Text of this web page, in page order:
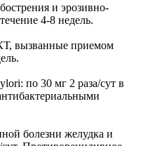
и эрозивно-
4-8 недель.
вызванные приемом
по 30 мг 2 раза/сут в
болезни желудка и